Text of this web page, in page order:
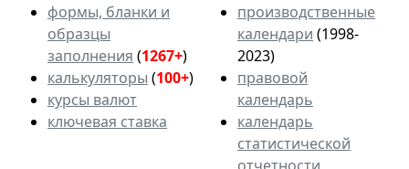
формы, бланки и
образцы
заполнения (1267+)
калькуляторы (100+)
курсы валют
ключевая ставка
производственные
календари (1998-
2023)
правовой
календарь
календарь
статистической